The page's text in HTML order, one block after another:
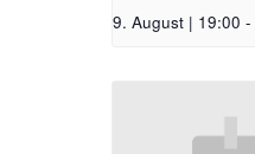
9. August | 19:00 -